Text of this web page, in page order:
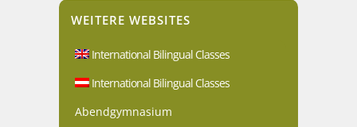
WEITERE WEBSITES
International Bilingual Classes
International Bilingual Classes
Abendgymnasium